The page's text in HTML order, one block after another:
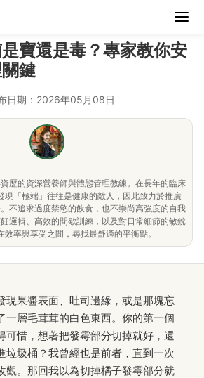
寶還是毒？專家教你安
鍵
日期：2026年05月08日
歷的資深營養師與體態管理教練。在長年的臨床
現「極端」往往是健康的敵人，因此致力於推廣
。不追求過度禁慾的飲食，也不崇尚高強度的自我
邏輯、高效的間歇訓練，以及對日常細節的敏銳
效率與享受之間，尋找最舒適的平衡點。
現果醬表面、吐司邊緣，或是那塊忘
一層毛茸茸的白色東西。你的第一個
可惜，想著把發霉部分切掉就好，還
垃圾桶？我曾經也是前者，直到一次
觀。那回我以為切掉橘子發霉部分就